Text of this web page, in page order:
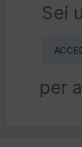
Sei
per